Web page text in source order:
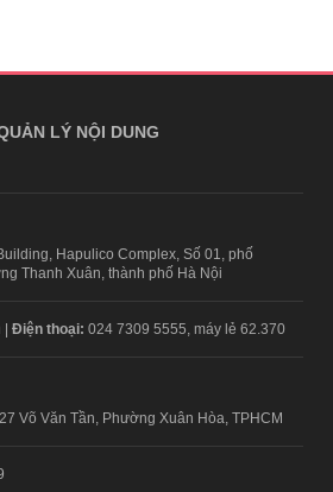
LÝ NỘI DUNG
Hapulico Complex, Số 01, phố
Thanh Xuân, thành phố Hà Nội
Điện thoại: 024 7309 5555, máy lẻ 62.370
Võ Văn Tần, Phường Xuân Hòa, TPHCM